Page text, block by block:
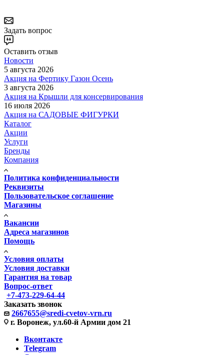
Задать вопрос
Оставить отзыв
Новости
5 августа 2026
Акция на Фертику Газон Осень
3 августа 2026
Акция на Крышли для консервирования
16 июля 2026
Акция на САДОВЫЕ ФИГУРКИ
Каталог
Акции
Услуги
Бренды
Компания
Политика конфиденциальности
Реквизиты
Пользовательское соглашение
Магазины
Вакансии
Адреса магазинов
Помощь
Условия оплаты
Условия доставки
Гарантия на товар
Вопрос-ответ
+7-473-229-64-44
Заказать звонок
2667655@sredi-cvetov-vrn.ru
г. Воронеж, ул.60-й Армии дом 21
Вконтакте
Telegram